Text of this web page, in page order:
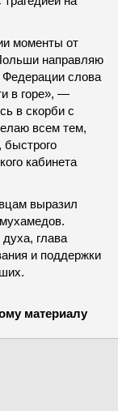
моменты от
направляю
Федерации слова
в горе», —
в скорби с
всем тем,
быстрого
кабинета
выразил
глава
и поддержки
материалу